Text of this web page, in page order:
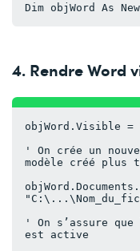
Dim objWord As
4. Rendre Word
objWord.Visible =
' On crée un
modèle créé plus
' On s’assure
est active